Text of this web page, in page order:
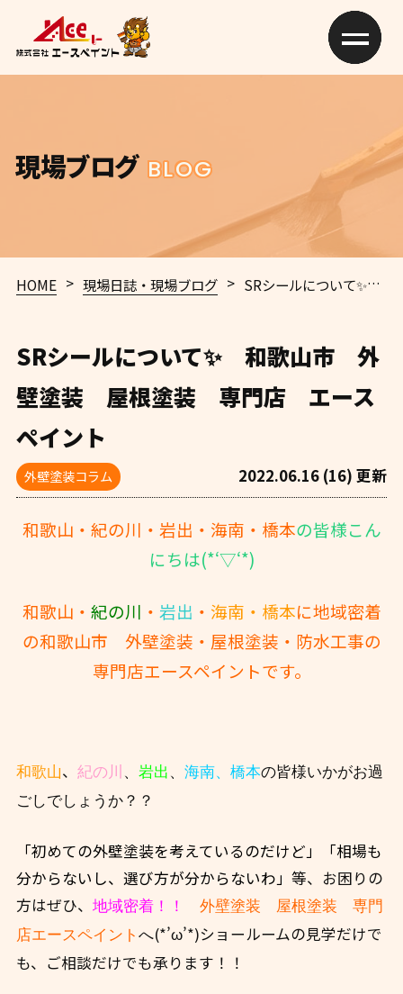
現場ブログ BLOG
HOME > 現場日誌・現場ブログ > SRシールについて✨ 和歌山市 外壁塗装 屋根塗装 専門店 エースペイント
SRシールについて✨ 和歌山市 外
壁塗装 屋根塗装 専門店 エース
ペイント
外壁塗装コラム 2022.06.16 (16) 更新
和歌山・紀の川・岩出・海南・橋本の皆様こん
にちは(*‘▽‘*)
和歌山・ 紀の川 ・ 岩出 ・ 海南・橋本に地域密着
の和歌山市 外壁塗装・屋根塗装・防水工事の
専門店エースペイントです。
和歌山、 紀の川 、 岩出 、 海南、橋本の皆様いかがお過
ごしでしょうか？？
「初めての外壁塗装を考えているのだけど」「相場も
分からないし、選び方が分からないわ」 等、お困りの
方はぜひ、 地域密着！！
外壁塗装 屋根塗装 専門
店エースペイント へ(*’ω’*)ショールームの見学だけで
も、ご相談だけでも承ります！！